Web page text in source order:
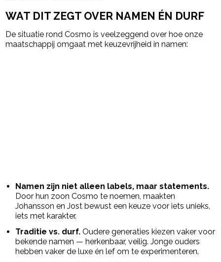
WAT DIT ZEGT OVER NAMEN ÉN DURF
De situatie rond Cosmo is veelzeggend over hoe onze
maatschappij omgaat met keuzevrijheid in namen:
Namen zijn niet alleen labels, maar statements.
Door hun zoon Cosmo te noemen, maakten
Johansson en Jost bewust een keuze voor iets unieks,
iets met karakter.
Traditie vs. durf. Oudere generaties kiezen vaker voor
bekende namen — herkenbaar, veilig. Jonge ouders
hebben vaker de luxe én lef om te experimenteren.